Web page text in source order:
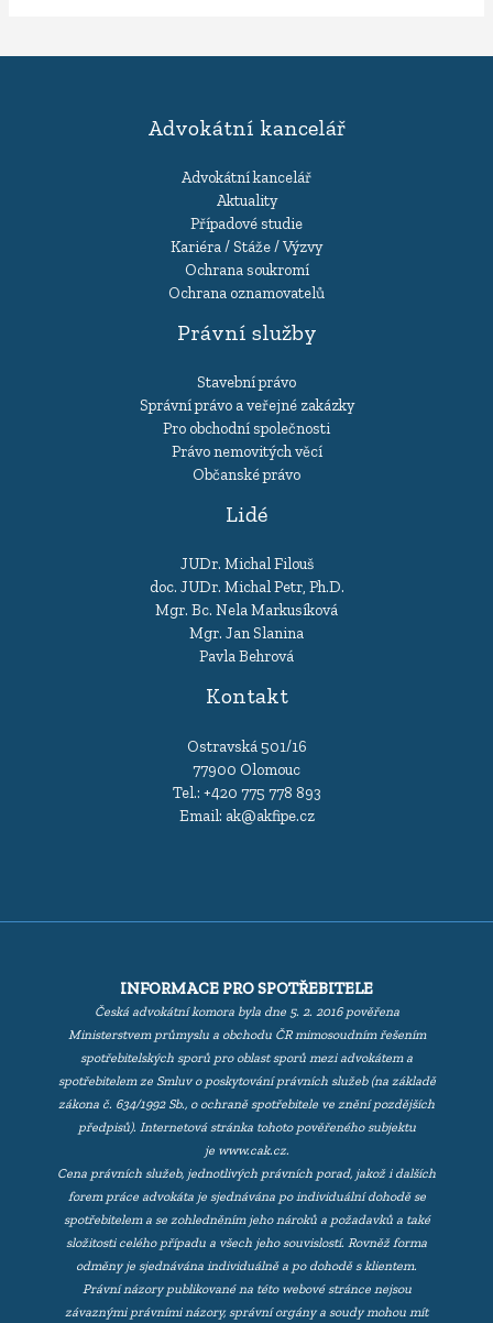
Advokátní kancelář
Advokátní kancelář
Aktuality
Případové studie
Kariéra / Stáže / Výzvy
Ochrana soukromí
Ochrana oznamovatelů
Právní služby
Stavební právo
Správní právo a veřejné zakázky
Pro obchodní společnosti
Právo nemovitých věcí
Občanské právo
Lidé
JUDr. Michal Filouš
doc. JUDr. Michal Petr, Ph.D.
Mgr. Bc. Nela Markusíková
Mgr. Jan Slanina
Pavla Behrová
Kontakt
Ostravská 501/16
77900 Olomouc
Tel.: +420 775 778 893
Email: ak@akfipe.cz
INFORMACE PRO SPOTŘEBITELE
Česká advokátní komora byla dne 5. 2. 2016 pověřena
Ministerstvem průmyslu a obchodu ČR mimosoudním řešením
spotřebitelských sporů pro oblast sporů mezi advokátem a
spotřebitelem ze Smluv o poskytování právních služeb (na základě
zákona č. 634/1992 Sb., o ochraně spotřebitele ve znění pozdějších
předpisů). Internetová stránka tohoto pověřeného subjektu
je www.cak.cz.
Cena právních služeb, jednotlivých právních porad, jakož i dalších
forem práce advokáta je sjednávána po individuální dohodě se
spotřebitelem a se zohledněním jeho nároků a požadavků a také
složitosti celého případu a všech jeho souvislostí. Rovněž forma
odměny je sjednávána individuálně a po dohodě s klientem.
Právní názory publikované na této webové stránce nejsou
závaznými právními názory, správní orgány a soudy mohou mít